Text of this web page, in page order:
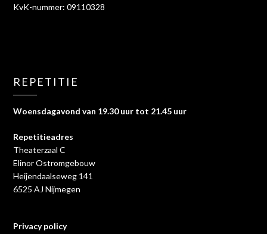
KvK-nummer: 09110328
REPETITIE
Woensdagavond van 19.30 uur tot 21.45 uur
Repetitieadres
Theaterzaal C
Elinor Ostromgebouw
Heijendaalseweg 141
6525 AJ Nijmegen
Privacy policy